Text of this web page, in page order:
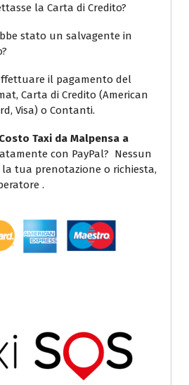
la Carta di Credito?
stato un salvagente in
il pagamento del
Carta di Credito (American
Visa) o Contanti.
Costo Taxi da Malpensa a
con PayPal? Nessun
tua prenotazione o richiesta,
.